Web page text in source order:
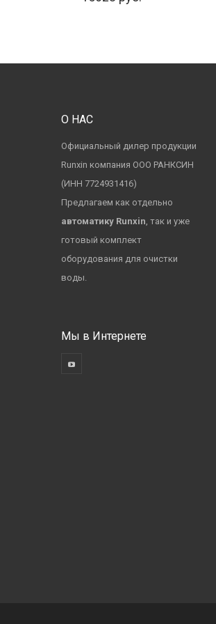
О НАС
Официальный дилер продукции
Runxin компания ООО РАНКСИН
(ИНН 7724931416)
Предлагаем как отдельно
автоматику Runxin, так и уже
готовый комплект
оборудования для очистки
воды.
Мы в Интернете